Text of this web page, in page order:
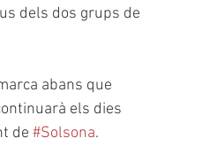
dels dos grups de
abans que
els dies
de #Solsona.